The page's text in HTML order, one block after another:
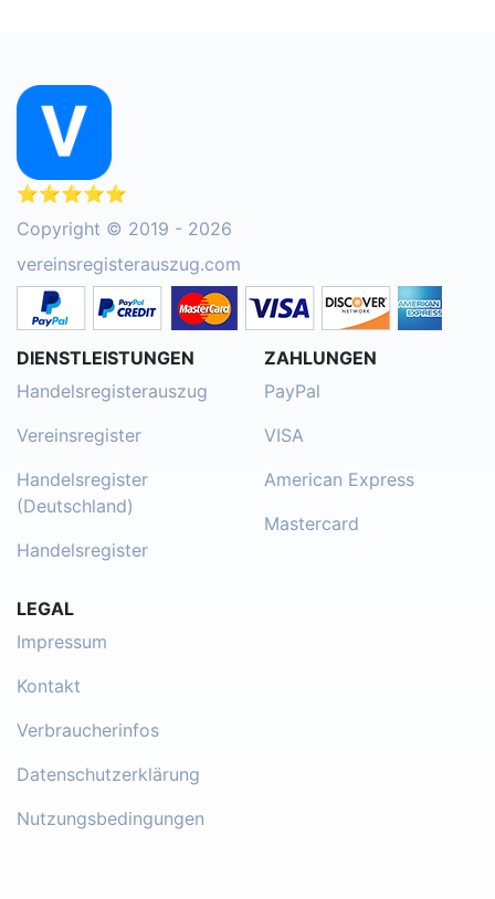
⭐⭐⭐⭐⭐
Copyright © 2019 - 2026
vereinsregisterauszug.com
DIENSTLEISTUNGEN
Handelsregisterauszug
Vereinsregister
Handelsregister
(Deutschland)
Handelsregister
ZAHLUNGEN
PayPal
VISA
American Express
Mastercard
LEGAL
Impressum
Kontakt
Verbraucherinfos
Datenschutzerklärung
Nutzungsbedingungen